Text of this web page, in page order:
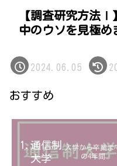
【調査研究方法Ⅰ
中のウソを見極め
2024.06.05
おすすめ
1.通信制
大学
入学から卒業ま
の4年間